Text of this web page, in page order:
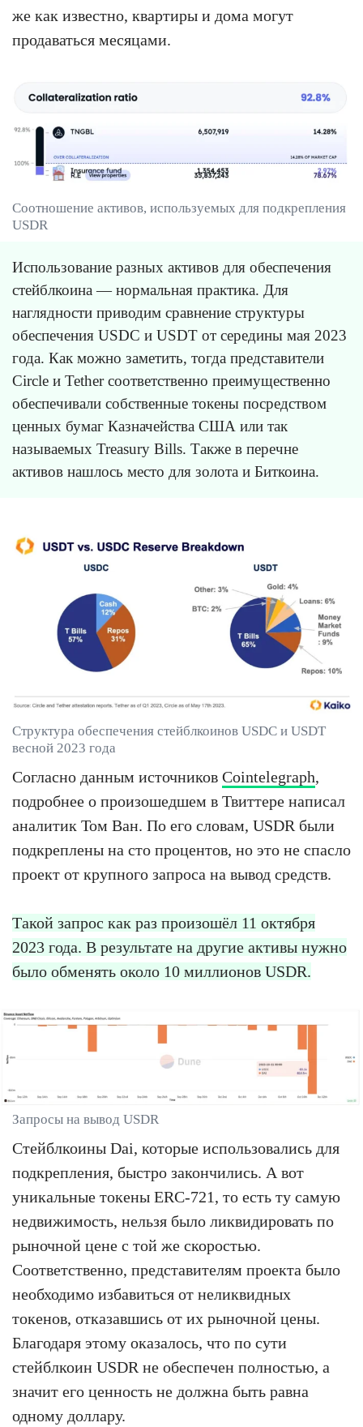
же как известно, квартиры и дома могут
продаваться месяцами.
Соотношение активов, используемых для подкрепления
USDR
Использование разных активов для обеспечения
стейблкоина — нормальная практика. Для
наглядности приводим сравнение структуры
обеспечения USDC и USDT от середины мая 2023
года. Как можно заметить, тогда представители
Circle и Tether соответственно преимущественно
обеспечивали собственные токены посредством
ценных бумаг Казначейства США или так
называемых Treasury Bills. Также в перечне
активов нашлось место для золота и Биткоина.
Структура обеспечения стейблкоинов USDC и USDT
весной 2023 года
Согласно данным источников Cointelegraph,
подробнее о произошедшем в Твиттере написал
аналитик Том Ван. По его словам, USDR были
подкреплены на сто процентов, но это не спасло
проект от крупного запроса на вывод средств.
Такой запрос как раз произошёл 11 октября
2023 года. В результате на другие активы нужно
было обменять около 10 миллионов USDR.
Запросы на вывод USDR
Стейблкоины Dai, которые использовались для
подкрепления, быстро закончились. А вот
уникальные токены ERC-721, то есть ту самую
недвижимость, нельзя было ликвидировать по
рыночной цене с той же скоростью.
Соответственно, представителям проекта было
необходимо избавиться от неликвидных
токенов, отказавшись от их рыночной цены.
Благодаря этому оказалось, что по сути
стейблкоин USDR не обеспечен полностью, а
значит его ценность не должна быть равна
одному доллару.